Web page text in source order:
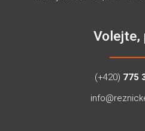
Volejte,
(+420) 775